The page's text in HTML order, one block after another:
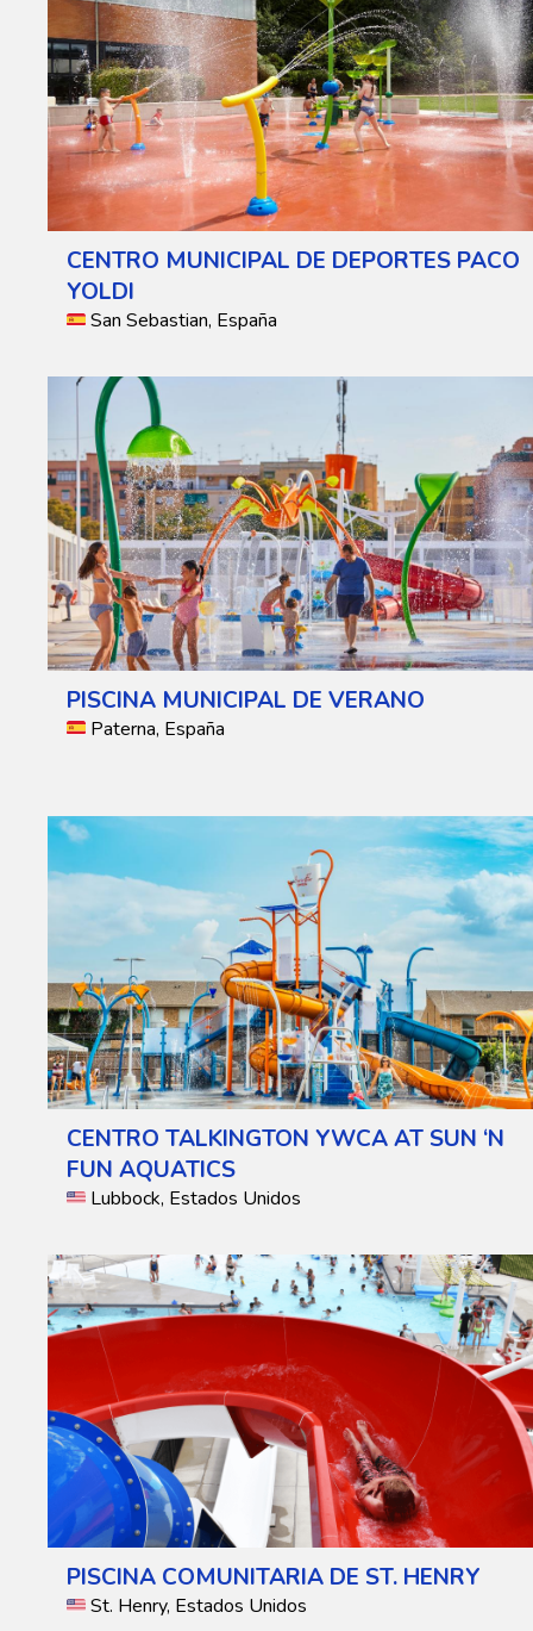
CENTRO MUNICIPAL DE DEPORTES PACO
YOLDI
San Sebastian, España
PISCINA MUNICIPAL DE VERANO
Paterna, España
CENTRO TALKINGTON YWCA AT SUN ‘N
FUN AQUATICS
Lubbock, Estados Unidos
PISCINA COMUNITARIA DE ST. HENRY
St. Henry, Estados Unidos